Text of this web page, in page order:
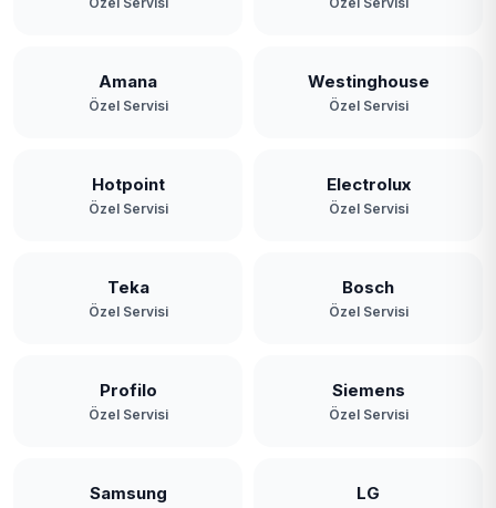
Amana
Özel Servisi
Westinghouse
Özel Servisi
Hotpoint
Özel Servisi
Electrolux
Özel Servisi
Teka
Özel Servisi
Bosch
Özel Servisi
Profilo
Özel Servisi
Siemens
Özel Servisi
Samsung LG